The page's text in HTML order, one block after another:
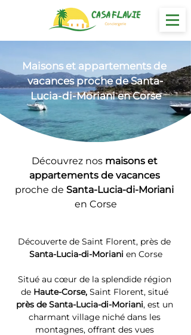
Maisons et appartements de
vacances proche de Santa-
Lucia-di-Moriani en Corse
Découvrez nos maisons et
appartements de vacances
proche de Santa-Lucia-di-Moriani
en Corse
Découverte de Saint Florent, près de
Santa-Lucia-di-Moriani en Corse
Situé au cœur de la splendide région
de Haute-Corse, Saint Florent, situé
près de Santa-Lucia-di-Moriani, est un
charmant village niché dans les
montagnes, offrant des vues